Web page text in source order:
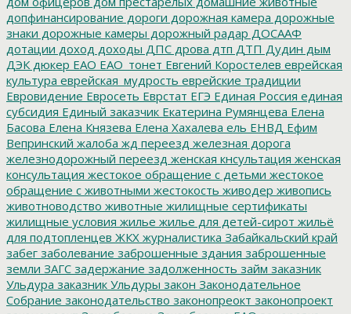
допфинансирование дороги дорожная камера дорожные
знаки дорожные камеры дорожный радар ДОСААФ
дотации доход доходы ДПС дрова дтп ДТП Дудин дым
ДЭК дюкер ЕАО ЕАО_тонет Евгений Коростелев еврейская
культура еврейская_мудрость еврейские традиции
Евровидение Евросеть Еврстат ЕГЭ Единая Россия единая
субсидия Единый заказчик Екатерина Румянцева Елена
Басова Елена Князева Елена Хахалева ель ЕНВД Ефим
Вепринский жалоба жд переезд железная дорога
железнодорожный переезд женская кнсультация женская
консультация жестокое обращение с детьми жестокое
обращение с животными жестокость живодер живопись
животноводство животные жилищные сертификаты
жилищные условия жилье жилье для детей-сирот жильё
для подтопленцев ЖКХ журналистика Забайкальский край
забег заболевание заброшенные здания заброшенные
земли ЗАГС задержание задолженность займ заказник
Ульдура заказник Ульдуры закон Законодательное
Собрание законодательство законопреокт законопроект